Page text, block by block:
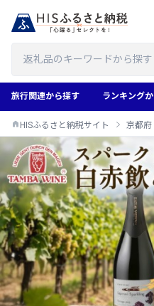
旅行関連から探す ランキング
HISふるさと納税サイト 京都府